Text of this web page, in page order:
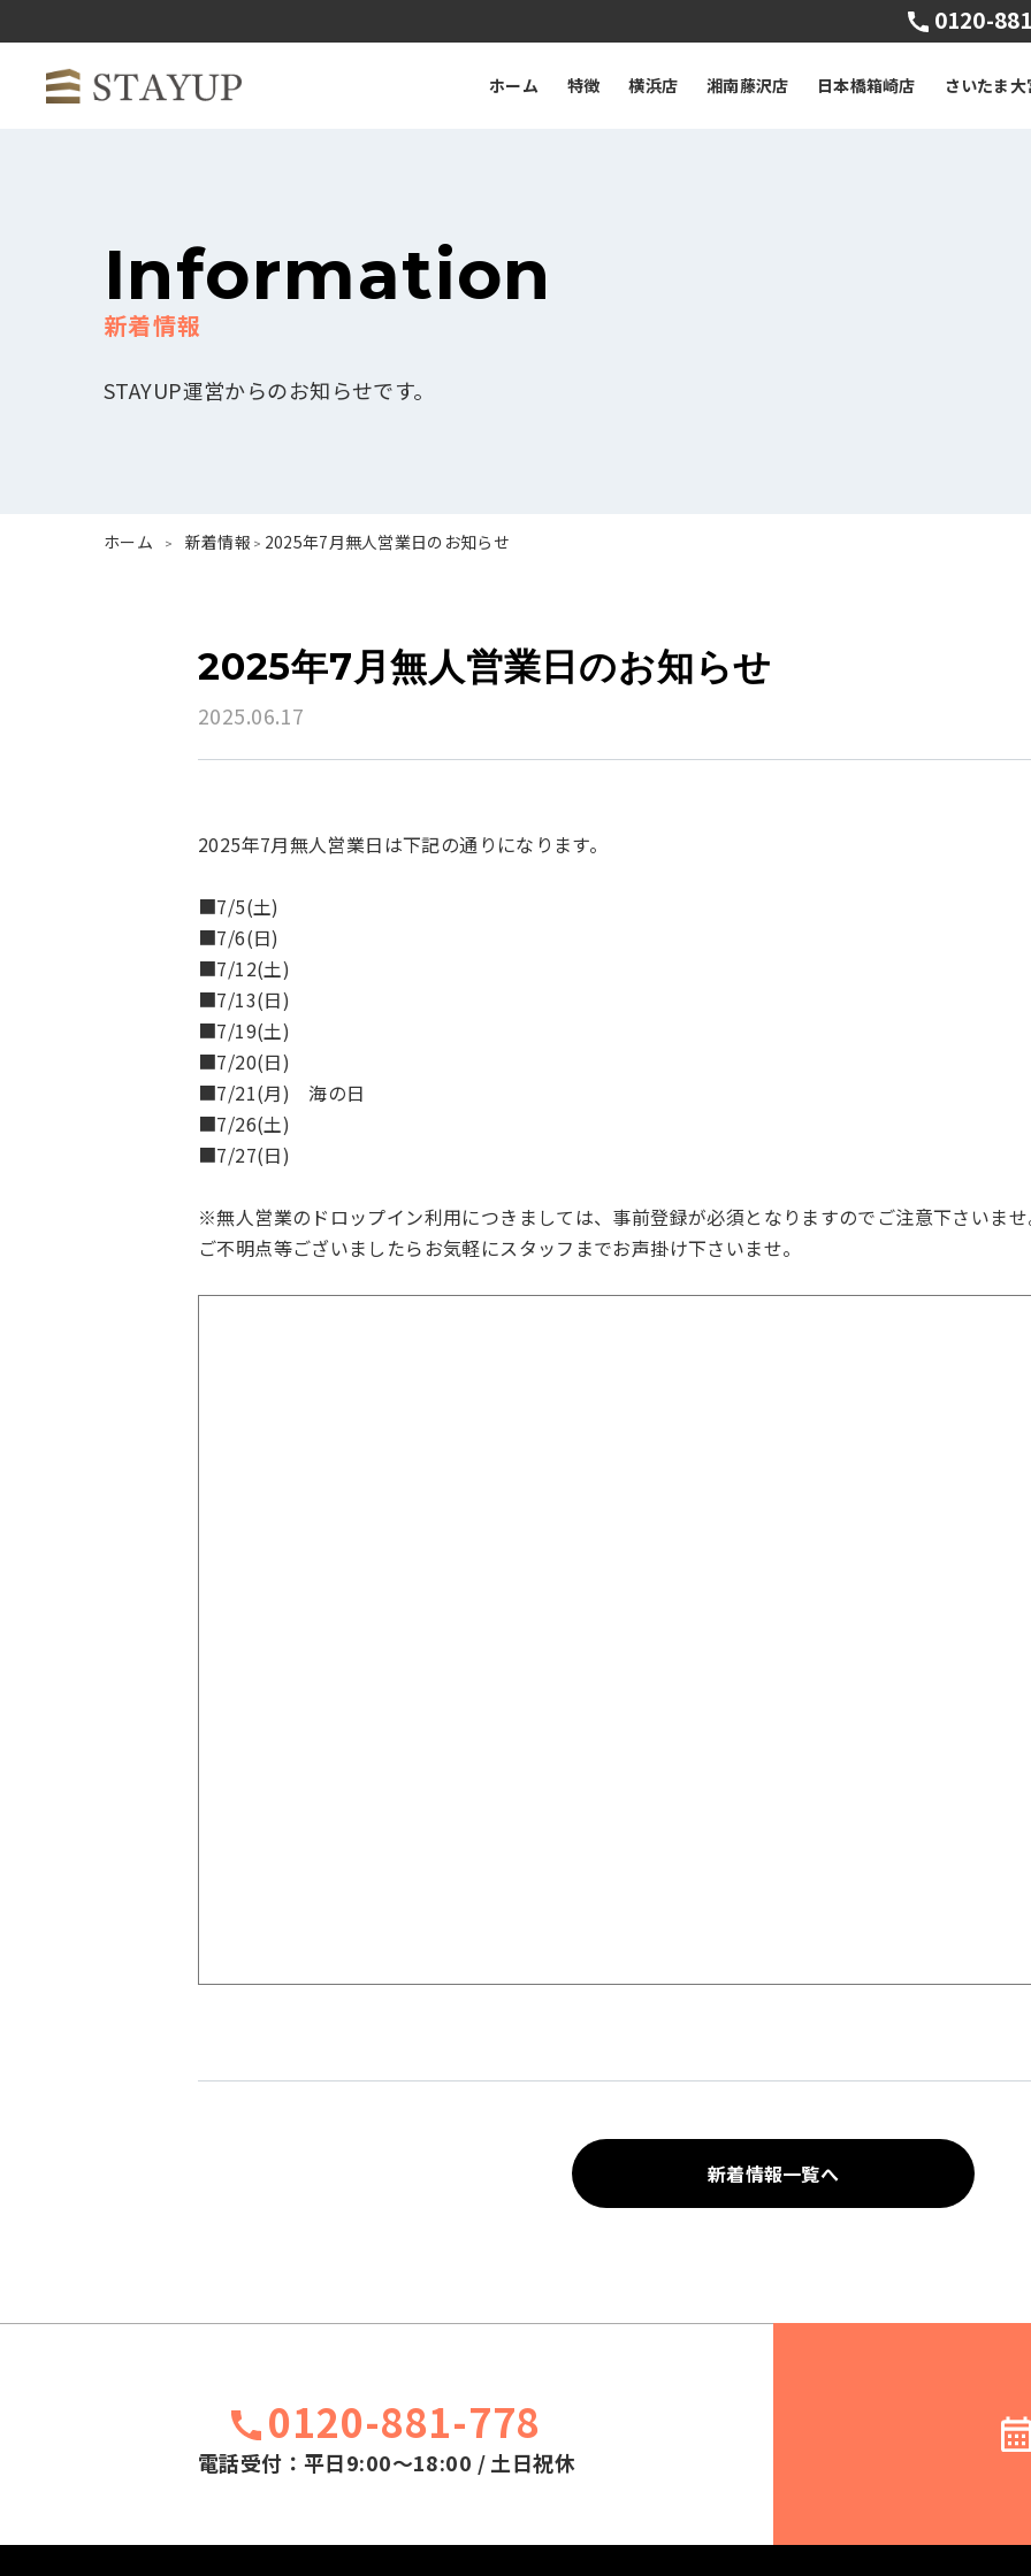
0120-
ホーム 特徴 横浜店 湘南藤沢店 日本橋箱崎店 さいたま大
Information
STAYUP運営からのお知らせです。
ホーム > 新着情報 > 2025年7月無人営業日のお知らせ
2025年7月無人営業日のお知らせ
2025.06.17
2025年7月無人営業日は下記の通りになります。
■7/5(土)
■7/6(日)
■7/12(土)
■7/13(日)
■7/19(土)
■7/20(日)
■7/21(月) 海の日
■7/26(土)
■7/27(日)
※無人営業のドロップイン利用につきましては、事前登録が必須となりますのでご注意下さいま
ご不明点等ございましたらお気軽にスタッフまでお声掛け下さいませ。
新着情報一覧へ
0120-881-778
電話受付：平日9:00～18:00 / 土日祝休